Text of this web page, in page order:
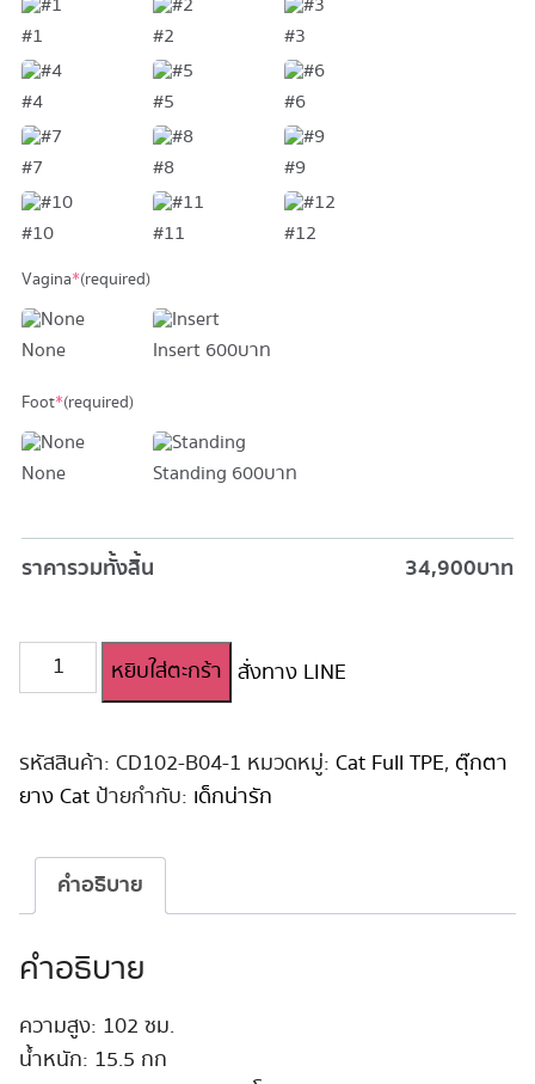
#1 #2 #3
#4 #5 #6
#7 #8 #9
#10 #11 #12
Vagina*(required)
None Insert 600 บาท
Foot*(required)
None Standing 600 บาท
ราคารวมทั้งสิ้น 34,900บาท
จำนวน
ตุ๊กตา
Anime
น่า
#B04
หยิบใส่ตะกร้า สั่งทาง LINE
รหัสสินค้า: CD102-B04-1 หมวดหมู่: Cat Full TPE, ตุ๊กตา
ยาง Cat ป้ายกำกับ: เด็กน่ารัก
คำอธิบาย
คำอธิบาย
ความสูง: 102 ซม.
น้ำหนัก: 15.5 กก